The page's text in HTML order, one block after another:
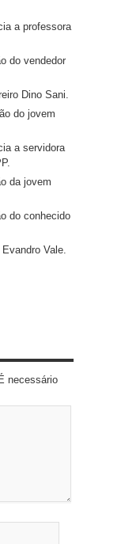
a professora
do vendedor
Dino Sani.
do jovem
a servidora
da jovem
do conhecido
Vale.
necessário